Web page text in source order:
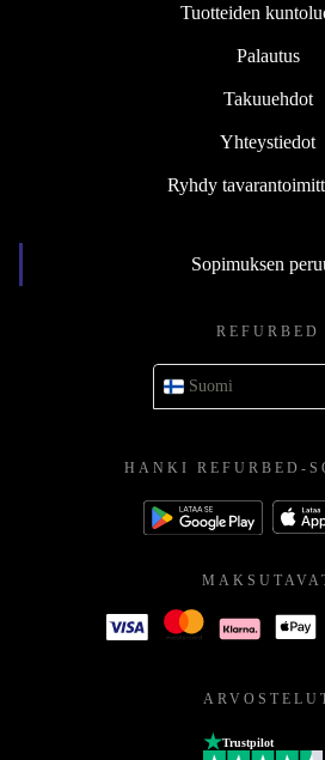
Tuotteiden
Palautus
Takuuehdot
Yhteystiedot
Ryhdy
Sopimuksen
REFURBED
Suomi
HANKI REFURBED-
Trustpilot